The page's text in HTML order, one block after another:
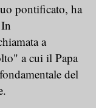
pontificato, ha
a
a cui il Papa
del